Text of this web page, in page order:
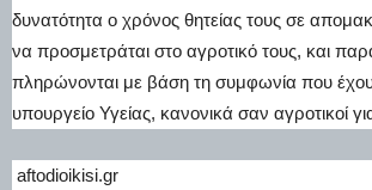
δυνατότητα ο χρόνος θητείας τους σε
να προσμετράται στο αγροτικό τους, και
πληρώνονται με βάση τη συμφωνία που
υπουργείο Υγείας, κανονικά σαν αγροτικοί
aftodioikisi.gr